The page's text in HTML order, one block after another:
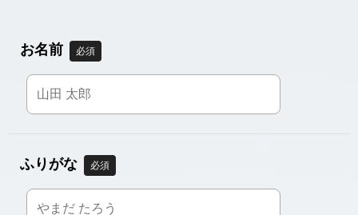
お名前 必須
ふりがな 必須